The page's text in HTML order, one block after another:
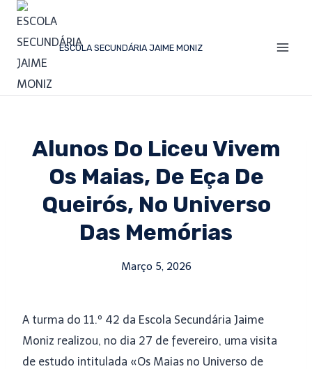
ESCOLA SECUNDÁRIA JAIME MONIZ
Alunos Do Liceu Vivem
Os Maias, De Eça De
Queirós, No Universo
Das Memórias
Março 5, 2026
A turma do 11.º 42 da Escola Secundária Jaime
Moniz realizou, no dia 27 de fevereiro, uma visita
de estudo intitulada «Os Maias no Universo de